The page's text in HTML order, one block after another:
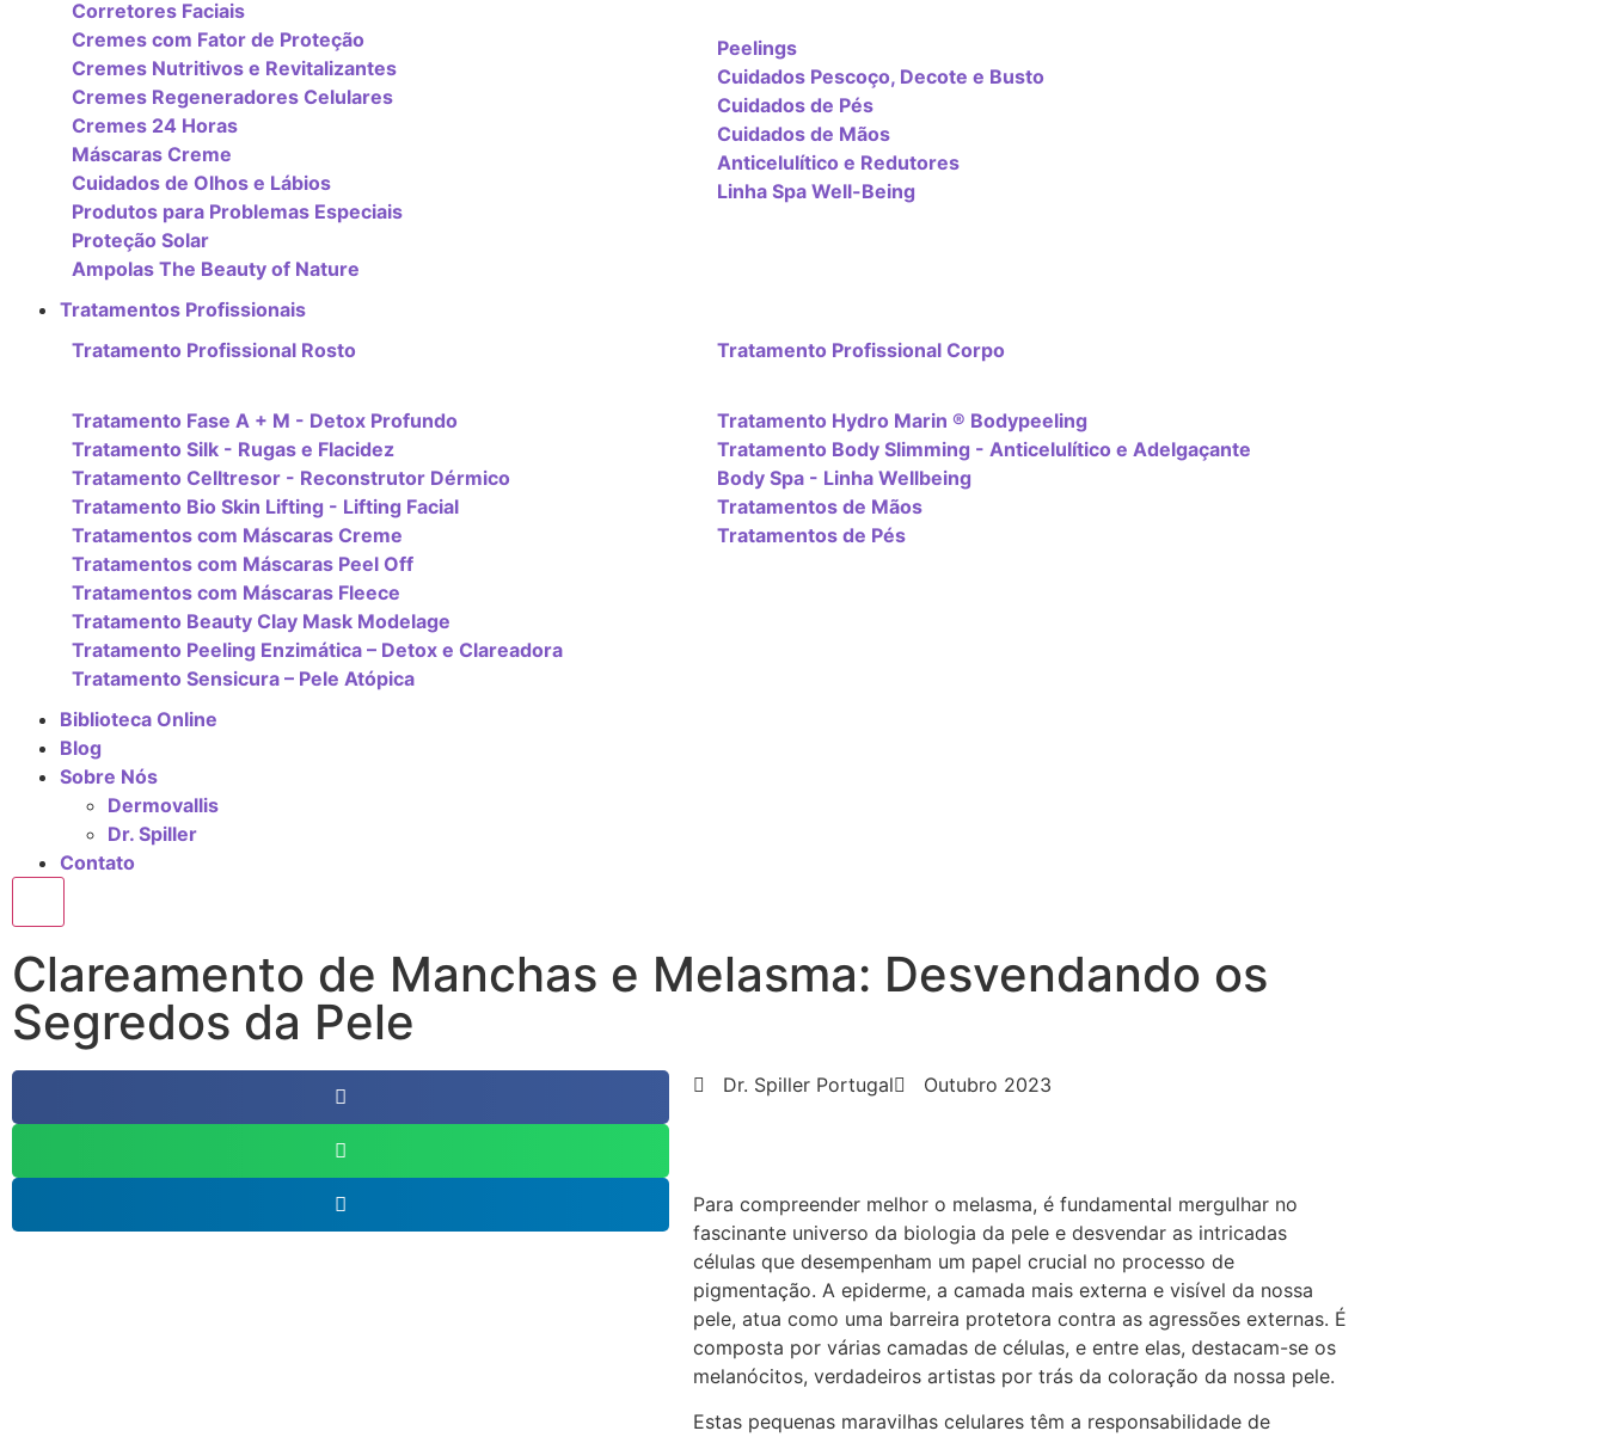
Corretores Faciais
Cremes com Fator de Proteção
Cremes Nutritivos e Revitalizantes
Cremes Regeneradores Celulares
Cremes 24 Horas
Máscaras Creme
Cuidados de Olhos e Lábios
Produtos para Problemas Especiais
Proteção Solar
Ampolas The Beauty of Nature
Peelings
Cuidados Pescoço, Decote e Busto
Cuidados de Pés
Cuidados de Mãos
Anticelulítico e Redutores
Linha Spa Well-Being
Tratamentos Profissionais
Tratamento Profissional Rosto
Tratamento Fase A + M - Detox Profundo
Tratamento Silk - Rugas e Flacidez
Tratamento Celltresor - Reconstrutor Dérmico
Tratamento Bio Skin Lifting - Lifting Facial
Tratamentos com Máscaras Creme
Tratamentos com Máscaras Peel Off
Tratamentos com Máscaras Fleece
Tratamento Beauty Clay Mask Modelage
Tratamento Peeling Enzimática – Detox e Clareadora
Tratamento Sensicura – Pele Atópica
Tratamento Profissional Corpo
Tratamento Hydro Marin ® Bodypeeling
Tratamento Body Slimming - Anticelulítico e Adelgaçante
Body Spa - Linha Wellbeing
Tratamentos de Mãos
Tratamentos de Pés
Biblioteca Online
Blog
Sobre Nós
Dermovallis
Dr. Spiller
Contato
Clareamento de Manchas e Melasma: Desvendando os
Segredos da Pele
Dr. Spiller Portugal Outubro 2023
Para compreender melhor o melasma, é fundamental mergulhar no
fascinante universo da biologia da pele e desvendar as intricadas
células que desempenham um papel crucial no processo de
pigmentação. A epiderme, a camada mais externa e visível da nossa
pele, atua como uma barreira protetora contra as agressões externas. É
composta por várias camadas de células, e entre elas, destacam-se os
melanócitos, verdadeiros artistas por trás da coloração da nossa pele.
Estas pequenas maravilhas celulares têm a responsabilidade de